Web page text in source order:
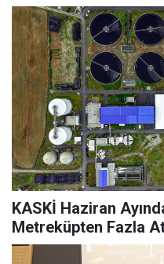
KASKİ Haziran
Metreküpten Fazla